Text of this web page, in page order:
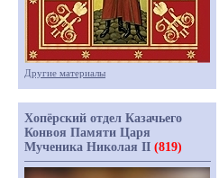
Другие материалы
Хопёрский отдел Казачьего
Конвоя Памяти Царя
Мученика Николая II (819)